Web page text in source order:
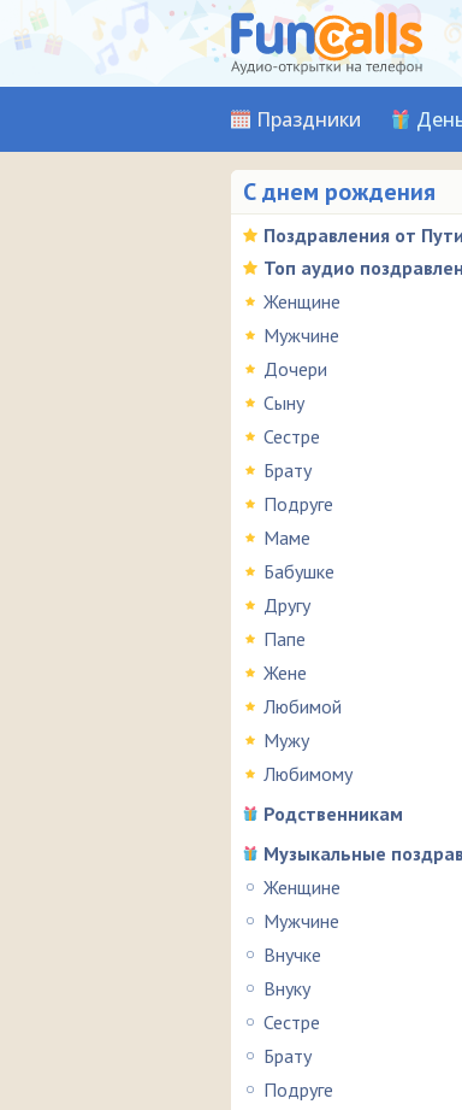
Праздники
С днем рождения
Поздравления от
Топ аудио
Женщине
Мужчине
Дочери
Сыну
Сестре
Брату
Подруге
Маме
Бабушке
Другу
Папе
Жене
Любимой
Мужу
Любимому
Родственникам
Музыкальные
Женщине
Мужчине
Внучке
Внуку
Сестре
Брату
Подруге